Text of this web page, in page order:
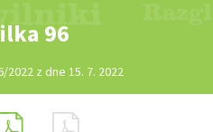
96
2022 z dne 15. 7. 2022